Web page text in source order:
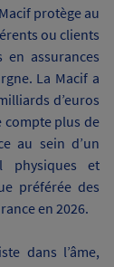
protège au
ou clients
assurances
La Macif a
d’euros
compte plus de
au sein d’un
physiques et
préférée des
en 2026.
dans l’âme,